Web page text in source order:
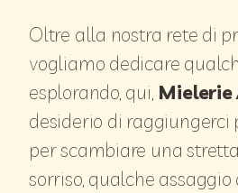
Oltre alla nostra rete di
vogliamo dedicare
esplorando, qui,
desiderio di raggiungerci
per scambiare una
sorriso, qualche